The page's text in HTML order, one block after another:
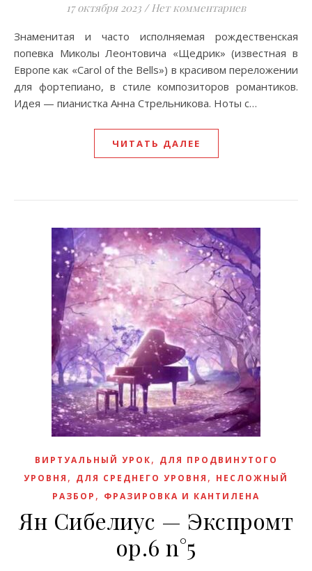
17 октября 2023 / Нет комментариев
Знаменитая и часто исполняемая рождественская
попевка Миколы Леонтовича «Щедрик» (известная в
Европе как «Carol of the Bells») в красивом переложении
для фортепиано, в стиле композиторов романтиков.
Идея — пианистка Анна Стрельникова. Ноты с…
ЧИТАТЬ ДАЛЕЕ
ВИРТУАЛЬНЫЙ УРОК, ДЛЯ ПРОДВИНУТОГО
УРОВНЯ , ДЛЯ СРЕДНЕГО УРОВНЯ , НЕСЛОЖНЫЙ
РАЗБОР , ФРАЗИРОВКА И КАНТИЛЕНА
Ян Сибелиус — Экспромт
op.6 n°5